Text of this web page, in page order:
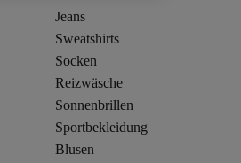
Jeans
Sweatshirts
Socken
Reizwäsche
Sonnenbrillen
Sportbekleidung
Blusen